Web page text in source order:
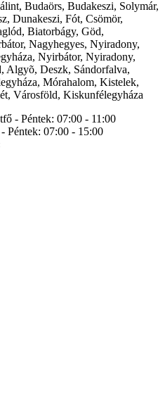
Budaörs, Budakeszi, Solymár,
Dunakeszi, Fót, Csömör,
Biatorbágy, Göd,
Nagyhegyes, Nyiradony,
Nyirbátor, Nyiradony,
Algyõ, Deszk, Sándorfalva,
Mórahalom, Kistelek,
Városföld, Kiskunfélegyháza
- Péntek: 07:00 - 11:00
Péntek: 07:00 - 15:00